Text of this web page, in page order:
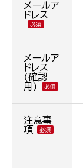
メールア
ドレス
メールア
ドレス
(確認
用)
注意事
項